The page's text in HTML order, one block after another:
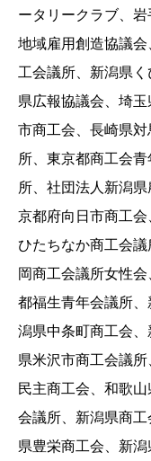
ータリークラブ、
地域雇用創造協議
工会議所、新潟県
県広報協議会、埼
市商工会、長崎県
所、東京都商工会
所、社団法人新潟
京都府向日市商工
ひたちなか商工会
岡商工会議所女性
都福生青年会議所
潟県中条町商工会
県米沢市商工会議
民主商工会、和歌
会議所、新潟県商
県豊栄商工会、新